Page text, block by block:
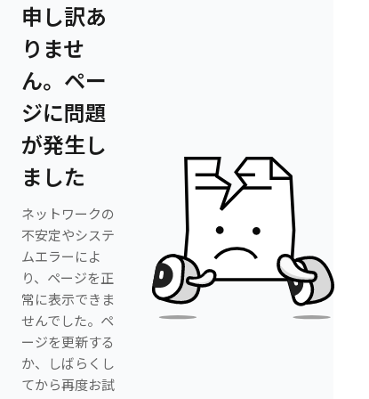
申し訳あ
りませ
ん。ペー
ジに問題
が発生し
ました
ネットワークの
不安定やシステ
ムエラーによ
り、ページを正
常に表示できま
せんでした。ペ
ージを更新する
か、しばらくし
てから再度お試